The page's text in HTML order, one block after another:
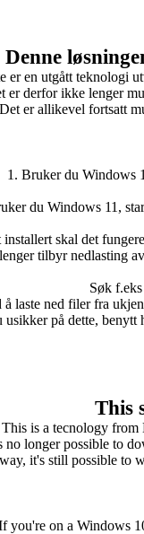
Denne
er en utgått teknologi
er derfor ikke lenger
Det er allikevel fortsatt
1. Bruker du Windows
du Windows 11,
skal det
tilbyr nedlasting
Søk
laste ned filer fra
usikker på dette, benytt
This
This is a tecnology from
no longer possible to
it's still possible to
you're on a Windows